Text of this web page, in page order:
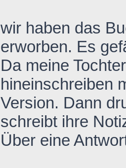
wir haben das
erworben. Es
Da meine
hineinschreiben
Version. Dann
schreibt ihre
Über eine